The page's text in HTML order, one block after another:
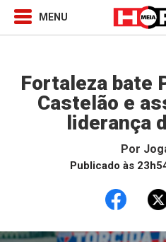
Fortaleza bate
Castelão e
liderança
Por
Publicado às